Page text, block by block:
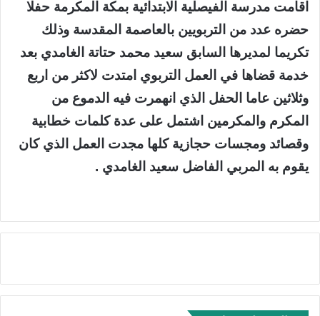
اقامت مدرسة الفيصلية الابتدائية بمكة المكرمة حفلا
حضره عدد من التربويين بالعاصمة المقدسة وذلك
تكريما لمديرها السابق سعيد محمد حتاتة الغامدي بعد
خدمة قضاها في العمل التربوي امتدت لاكثر من اربع
وثلاثين عاما الحفل الذي انهمرت فيه الدموع من
المكرم والمكرمين اشتمل على عدة كلمات خطابية
وقصائد ومجسات حجازية كلها مجدت العمل الذي كان
يقوم به المربي الفاضل سعيد الغامدي .